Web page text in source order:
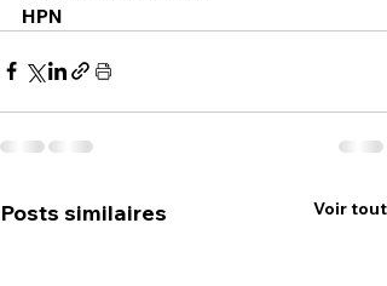
HPN
Posts similaires Voir tout